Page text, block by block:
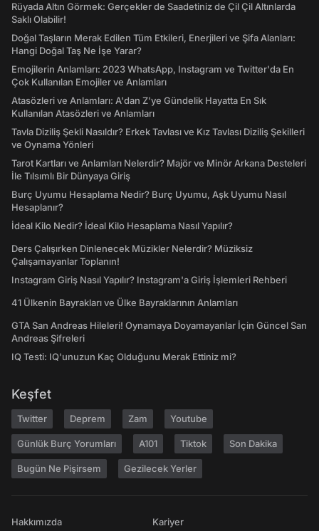
Rüyada Altın Görmek: Gerçekler de Saadetiniz de Çil Çil Altınlarda
Saklı Olabilir!
Doğal Taşların Merak Edilen Tüm Etkileri, Enerjileri ve Şifa Alanları:
Hangi Doğal Taş Ne İşe Yarar?
Emojilerin Anlamları: 2023 WhatsApp, Instagram ve Twitter'da En
Çok Kullanılan Emojiler ve Anlamları
Atasözleri ve Anlamları: A'dan Z'ye Gündelik Hayatta En Sık
Kullanılan Atasözleri ve Anlamları
Tavla Diziliş Şekli Nasıldır? Erkek Tavlası ve Kız Tavlası Diziliş Şekilleri
ve Oynama Yönleri
Tarot Kartları ve Anlamları Nelerdir? Majör ve Minör Arkana Desteleri
İle Tılsımlı Bir Dünyaya Giriş
Burç Uyumu Hesaplama Nedir? Burç Uyumu, Aşk Uyumu Nasıl
Hesaplanır?
İdeal Kilo Nedir? İdeal Kilo Hesaplama Nasıl Yapılır?
Ders Çalışırken Dinlenecek Müzikler Nelerdir? Müziksiz
Çalışamayanlar Toplanın!
Instagram Giriş Nasıl Yapılır? Instagram'a Giriş İşlemleri Rehberi
41 Ülkenin Bayrakları ve Ülke Bayraklarının Anlamları
GTA San Andreas Hileleri! Oynamaya Doyamayanlar İçin Güncel San
Andreas Şifreleri
IQ Testi: IQ'unuzun Kaç Olduğunu Merak Ettiniz mi?
Keşfet
Twitter Deprem Zam Youtube
Günlük Burç Yorumları A101 Tiktok Son Dakika
Bugün Ne Pişirsem Gezilecek Yerler
Hakkımızda
Kariyer